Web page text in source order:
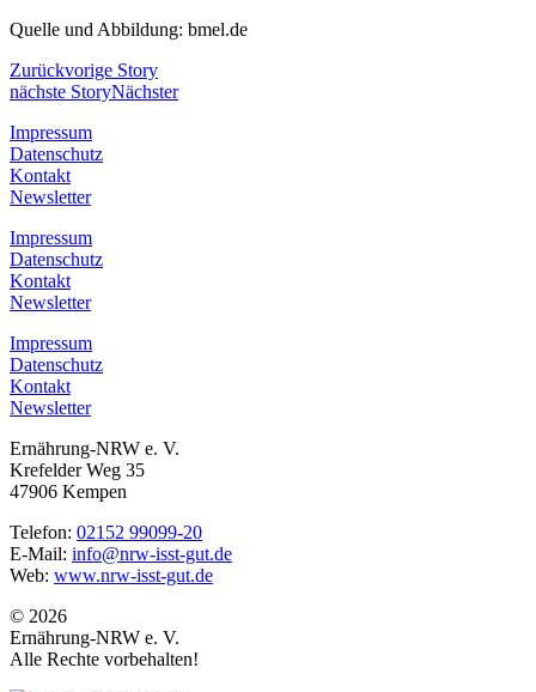
Quelle und Abbildung: bmel.de
Zurückvorige Story
nächste StoryNächster
Impressum
Datenschutz
Kontakt
Newsletter
Impressum
Datenschutz
Kontakt
Newsletter
Impressum
Datenschutz
Kontakt
Newsletter
Ernährung-NRW e. V.
Krefelder Weg 35
47906 Kempen
Telefon: 02152 99099-20
E-Mail: info@nrw-isst-gut.de
Web: www.nrw-isst-gut.de
© 2026
Ernährung-NRW e. V.
Alle Rechte vorbehalten!